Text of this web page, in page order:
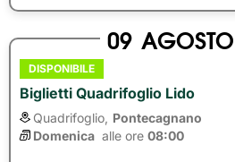
09 AGOSTO
DISPONIBILE
Biglietti Quadrifoglio Lido
Quadrifoglio, Pontecagnano
Domenica alle ore 08:00